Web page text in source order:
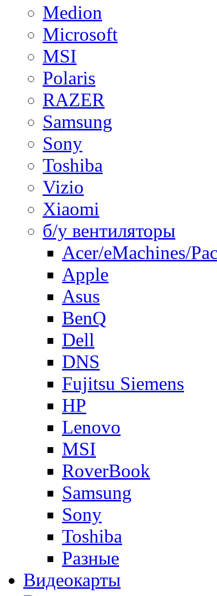
Medion
Microsoft
MSI
Polaris
RAZER
Samsung
Sony
Toshiba
Vizio
Xiaomi
б/у вентиляторы
Acer/eMachines/
Apple
Asus
BenQ
Dell
DNS
Fujitsu Siemens
HP
Lenovo
MSI
RoverBook
Samsung
Sony
Toshiba
Разные
Видеокарты